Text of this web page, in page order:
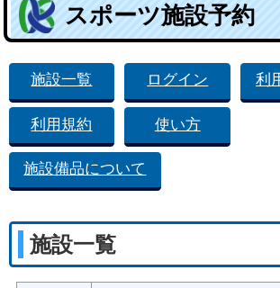
スポーツ施設予約
施設一覧 ログイン 利
利用規約 使い方
施設備品について
施設一覧